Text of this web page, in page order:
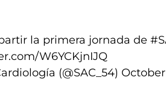
la primera jornada de
W6YCKjnIJQ
(@SAC_54) October